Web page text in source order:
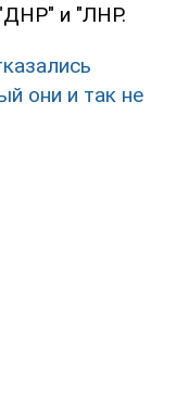
и "ЛНР.
они и так не